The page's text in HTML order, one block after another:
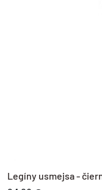
Legíny usmejsa -